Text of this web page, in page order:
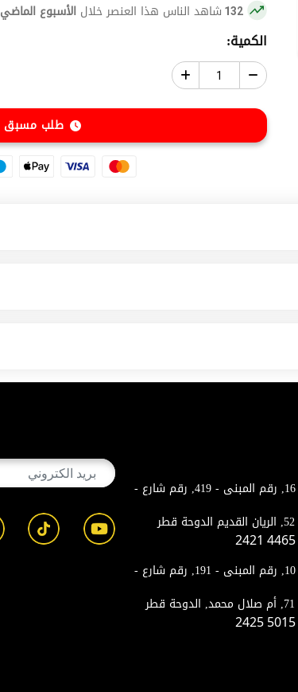
132 شاهد الناس هذا العنصر خلال الأسبوع الماضي
الكمية:
طلب مسبق
رقم الوحدة - 16, رقم المبنى - 419, رقم شارع -
رقم الوحدة - 10, رقم المبنى - 191, رقم شارع -